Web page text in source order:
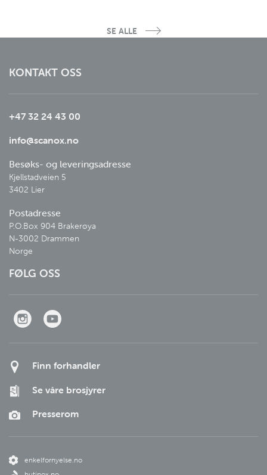
SE ALLE
KONTAKT OSS
+47 32 24 43 00
info@scanox.no
Besøks- og leveringsadresse
Kjellstadveien 5
3402 Lier
Postadresse
P.O.Box 904 Brakerøya
N-3002 Drammen
Norge
FØLG OSS
Finn forhandler
Se våre brosjyrer
Presserom
enkelfornyelse.no